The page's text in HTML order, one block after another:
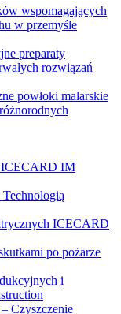
wspomagających
w przemyśle
preparaty
rozwiązań
powłoki malarskie
ICECARD IM
ICECARD
po pożarze
i
Czyszczenie